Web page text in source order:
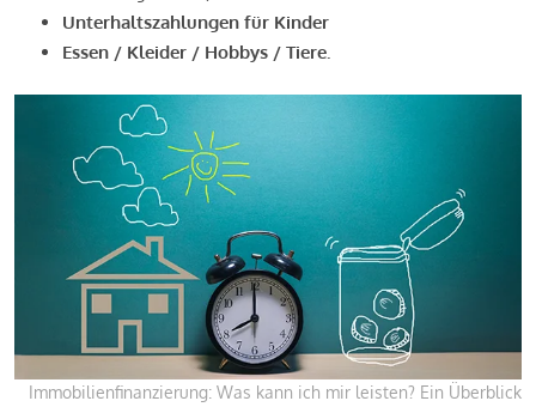
Unterhaltszahlungen für Kinder
Essen / Kleider / Hobbys / Tiere.
Immobilienfinanzierung: Was kann ich mir leisten? Ein Überblick